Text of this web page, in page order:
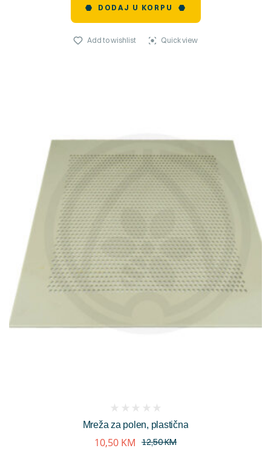
DODAJ U KORPU
Add to wishlist Quick view
Mreža za polen, plastična
reviews)
12,50KM
10,50 KM